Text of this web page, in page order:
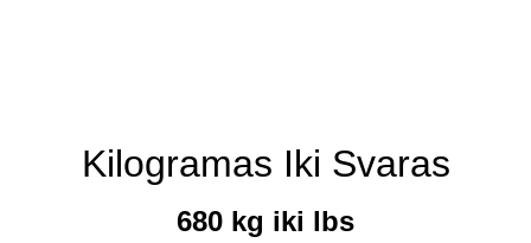
Kilogramas Iki Svaras
680 kg iki lbs